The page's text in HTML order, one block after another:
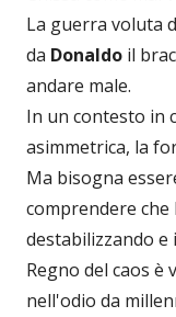
La guerra voluta
da Donaldo il
andare male.
In un contesto in
asimmetrica, la
Ma bisogna
comprendere che
destabilizzando e
Regno del caos è
nell'odio da